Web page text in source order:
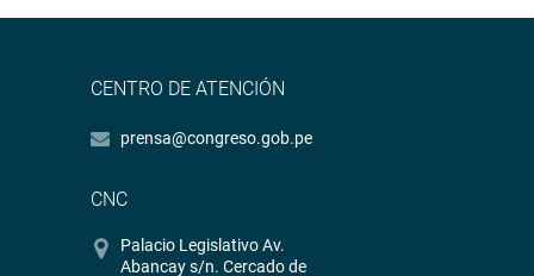
CENTRO DE ATENCIÓN
prensa@congreso.gob.pe
CNC
Palacio Legislativo Av.
Abancay s/n. Cercado de